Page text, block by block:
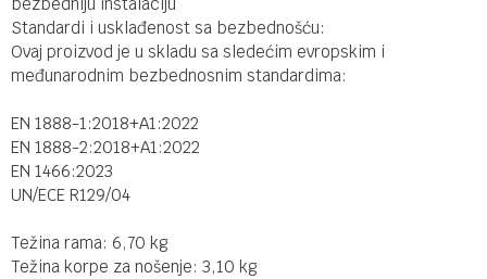
Standardi i usklađenost sa bezbednošću:
Ovaj proizvod je u skladu sa sledećim evropskim i
međunarodnim bezbednosnim standardima:
EN 1888-1:2018+A1:2022
EN 1888-2:2018+A1:2022
EN 1466:2023
UN/ECE R129/04
Težina rama: 6,70 kg
Težina korpe za nošenje: 3,10 kg